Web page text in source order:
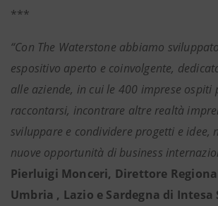
***
“Con The Waterstone abbiamo
espositivo aperto e coinvolgente,
alle aziende, in cui le 400 imprese ospiti
raccontarsi, incontrare altre realtà
sviluppare e condividere progetti e idee,
nuove opportunità di business
Pierluigi Monceri, Direttore
Umbria , Lazio e Sardegna di Intesa